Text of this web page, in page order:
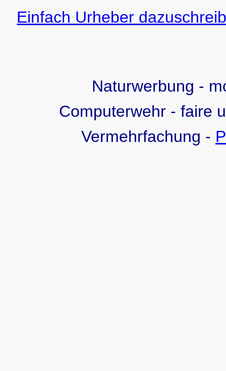
Einfach Urheber
Naturwerbung -
Computerwehr - faire
Vermehrfachung -